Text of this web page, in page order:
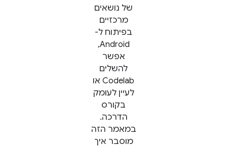
של נושאים
מרכזיים
בפיתוח ל-
Android,
אפשר
להשלים
Codelab או
לעיין לעומק
בקורס
הדרכה.
במאמר הזה
מוסבר איך